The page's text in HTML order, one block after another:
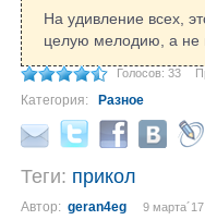
На удивление всех,
целую мелодию, а не
Голосов: 33
Категория: Разное
Теги: прикол
Автор: geran4eg 9